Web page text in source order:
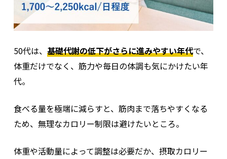
50代は、 基礎代謝の低下がさらに進みやすい年代で、
体重だけでなく、筋力や毎日の体調も気にかけたい年
代。
食べる量を極端に減らすと、筋肉まで落ちやすくなる
ため、無理なカロリー制限は避けたいところ。
体重や活動量によって調整は必要だか、摂取カロリー